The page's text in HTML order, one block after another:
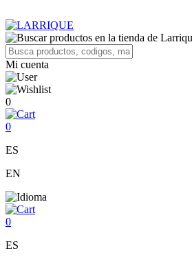
Mi cuenta
0
0
ES
EN
0
ES